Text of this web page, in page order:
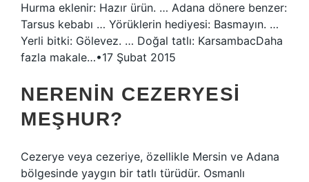
Hurma eklenir: Hazır ürün. … Adana dönere benzer:
Tarsus kebabı … Yörüklerin hediyesi: Basmayın. …
Yerli bitki: Gölevez. … Doğal tatlı: KarsambacDaha
fazla makale…•17 Şubat 2015
NERENIN CEZERYESI
MEŞHUR?
Cezerye veya cezeriye, özellikle Mersin ve Adana
bölgesinde yaygın bir tatlı türüdür. Osmanlı